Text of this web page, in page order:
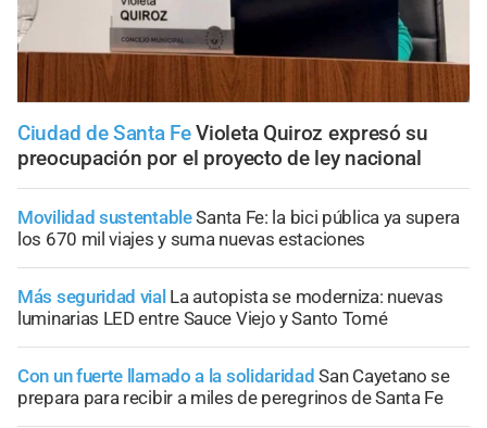
Ciudad de Santa Fe Violeta Quiroz expresó su
preocupación por el proyecto de ley nacional
Movilidad sustentableSanta Fe: la bici pública ya supera
los 670 mil viajes y suma nuevas estaciones
Más seguridad vial La autopista se moderniza: nuevas
luminarias LED entre Sauce Viejo y Santo Tomé
Con un fuerte llamado a la solidaridad San Cayetano se
prepara para recibir a miles de peregrinos de Santa Fe